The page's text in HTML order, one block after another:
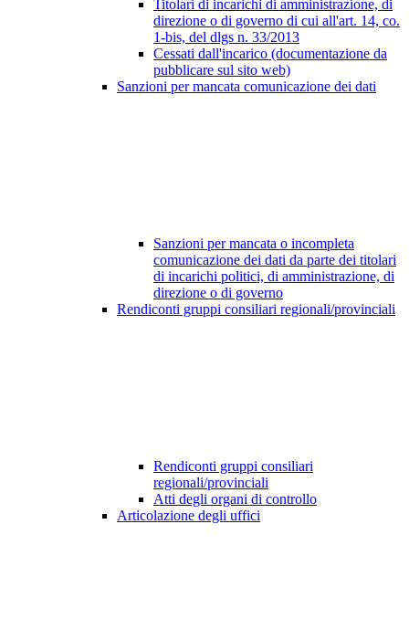
Titolari di incarichi di amministrazione, di
direzione o di governo di cui all'art. 14, co.
1-bis, del dlgs n. 33/2013
Cessati dall'incarico (documentazione da
pubblicare sul sito web)
Sanzioni per mancata comunicazione dei dati
Sanzioni per mancata o incompleta
comunicazione dei dati da parte dei titolari
di incarichi politici, di amministrazione, di
direzione o di governo
Rendiconti gruppi consiliari regionali/provinciali
Rendiconti gruppi consiliari
regionali/provinciali
Atti degli organi di controllo
Articolazione degli uffici